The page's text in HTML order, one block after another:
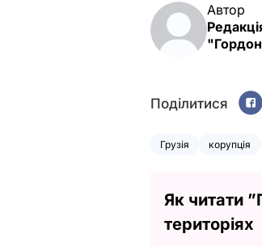
Автор
Поділитися
Грузія корупція
Як читати
територіях